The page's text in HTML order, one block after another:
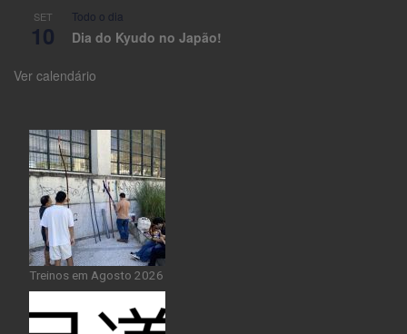
SET
10
Todo o dia
Dia do Kyudo no Japão!
Ver calendário
Treinos em Agosto 2026